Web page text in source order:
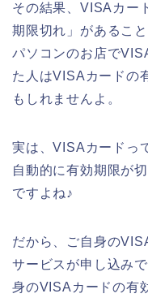
その結果、VISAカー
期限切れ」があるこ
パソコンのお店で
た人はVISAカードの
もしれませんよ。
実は、VISAカードっ
自動的に有効期限が
ですよね♪
だから、ご自身の
サービスが申し込み
身のVISAカードの有